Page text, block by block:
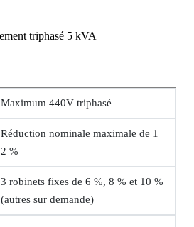
Maximum 440V triphasé
Réduction nominale maximale de 1
2 %
3 robinets fixes de 6 %, 8 % et 10 %
(autres sur demande)